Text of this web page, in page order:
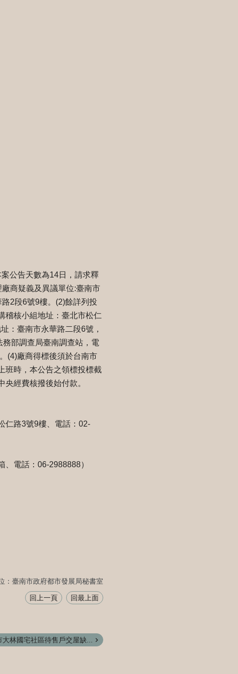
公告天數為14日，請求釋
商疑義及異議單位:臺南市
2段6號9樓。(2)餘詳列投
稽核小組地址：臺北市松仁
：臺南市永華路二段6號，
部調查局臺南調查站，電
(4)廠商得標後須於台南市
班時，本公告之領標投標截
經費核撥後始付款。
仁路3號9樓、電話：02-
電話：06-2988888）
：臺南市政府都市發展局秘書室
回上一頁 回最上面
大林國宅社區待售戶交屋缺...